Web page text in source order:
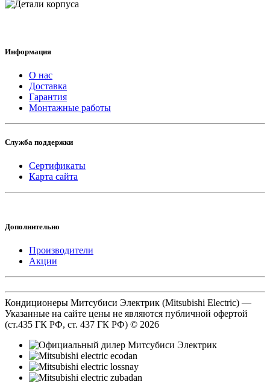
Информация
О нас
Доставка
Гарантия
Монтажные работы
Служба поддержки
Сертификаты
Карта сайта
Дополнительно
Производители
Акции
Кондиционеры Митсубиси Электрик (Mitsubishi Electric) —
Указанные на сайте цены не являются публичной офертой
(ст.435 ГК РФ, cт. 437 ГК РФ) © 2026